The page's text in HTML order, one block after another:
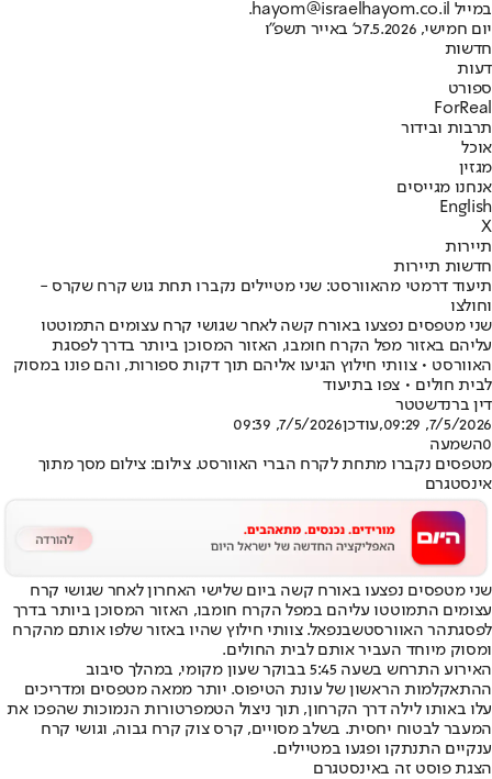
במייל hayom@israelhayom.co.il.
יום חמישי, 7.5.2026
כ' באייר תשפ"ו
חדשות
דעות
ספורט
ForReal
תרבות ובידור
אוכל
מגזין
אנחנו מגייסים
English
X
תיירות
חדשות תיירות
תיעוד דרמטי מהאוורסט: שני מטיילים נקברו תחת גוש קרח שקרס -
וחולצו
שני מטפסים נפצעו באורח קשה לאחר שגושי קרח עצומים התמוטטו
עליהם באזור מפל הקרח חומבו, האזור המסוכן ביותר בדרך לפסגת
האוורסט • צוותי חילוץ הגיעו אליהם תוך דקות ספורות, והם פונו במסוק
לבית חולים • צפו בתיעוד
דין ברנדשטטר
7/5/2026, 09:29
,עודכן7/5/2026, 09:39
0השמעה
מטפסים נקברו מתחת לקרח הברי האוורסט. צילום: צילום מסך מתוך
אינסטגרם
שני מטפסים נפצעו באורח קשה ביום שלישי האחרון לאחר שגושי קרח
עצומים התמוטטו עליהם במפל הקרח חומבו, האזור המסוכן ביותר בדרך
לפסגתהר האוורסטשבנפאל. צוותי חילוץ שהיו באזור שלפו אותם מהקרח
ומסוק מיוחד העביר אותם לבית החולים.
האירוע התרחש בשעה 5:45 בבוקר שעון מקומי, במהלך סיבוב
ההתאקלמות הראשון של עונת הטיפוס. יותר ממאה מטפסים ומדריכים
עלו באותו לילה דרך הקרחון, תוך ניצול הטמפרטורות הנמוכות שהפכו את
המעבר לבטוח יחסית. בשלב מסויים, קרס צוק קרח גבוה, וגושי קרח
ענקיים התנתקו ופגעו במטיילים.
הצגת פוסט זה באינסטגרם